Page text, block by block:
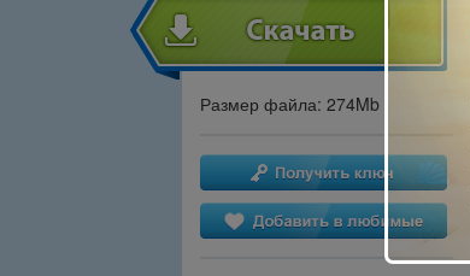
Размер файла: 274Mb